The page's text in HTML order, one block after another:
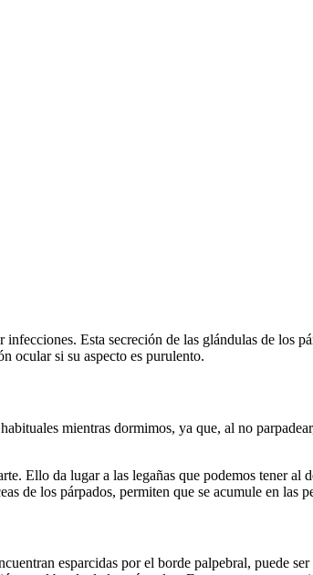
Esta secreción de las glándulas de los
ocular si su aspecto es purulento.
mientras dormimos, ya que, al no
Ello da lugar a las legañas que podemos tener al
de los párpados, permiten que se acumule en las
esparcidas por el borde palpebral, puede